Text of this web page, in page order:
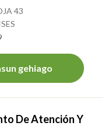
43
gehiago
De Atención Y